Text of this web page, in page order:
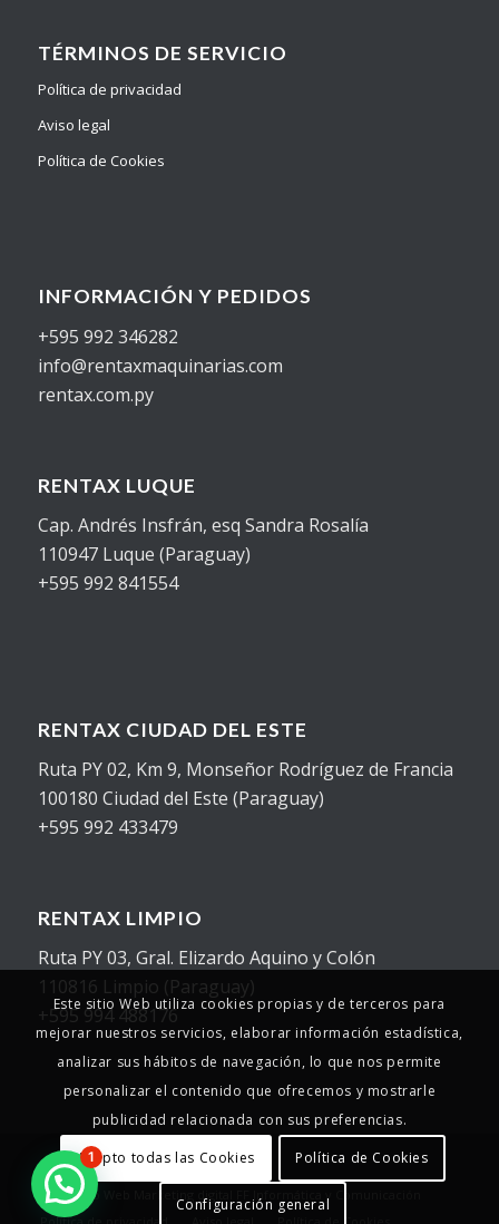
TÉRMINOS DE SERVICIO
Política de privacidad
Aviso legal
Política de Cookies
INFORMACIÓN Y PEDIDOS
+595 992 346282
info@rentaxmaquinarias.com
rentax.com.py
RENTAX LUQUE
Cap. Andrés Insfrán, esq Sandra Rosalía
110947 Luque (Paraguay)
+595 992 841554
RENTAX CIUDAD DEL ESTE
Ruta PY 02, Km 9, Monseñor Rodríguez de Francia
100180 Ciudad del Este (Paraguay)
+595 992 433479
RENTAX LIMPIO
Ruta PY 03, Gral. Elizardo Aquino y Colón
110816 Limpio (Paraguay)
+595 994 488176
© Copyright - 2025 - Rentax
Desarrollo Web
Marketing digital
FF Informática y Comunicación
Este sitio Web utiliza cookies propias y de terceros para
mejorar nuestros servicios, elaborar información estadística,
analizar sus hábitos de navegación, lo que nos permite
personalizar el contenido que ofrecemos y mostrarle
publicidad relacionada con sus preferencias.
Acepto todas las Cookies Política de Cookies
Configuración general
1